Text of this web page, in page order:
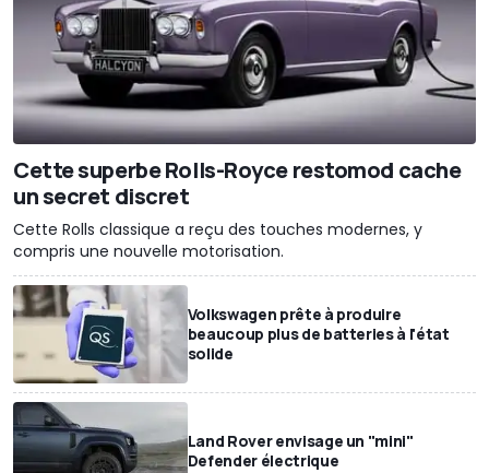
Cette superbe Rolls-Royce restomod cache
un secret discret
Cette Rolls classique a reçu des touches modernes, y
compris une nouvelle motorisation.
Volkswagen prête à produire
beaucoup plus de batteries à l'état
solide
Land Rover envisage un "mini"
Defender électrique